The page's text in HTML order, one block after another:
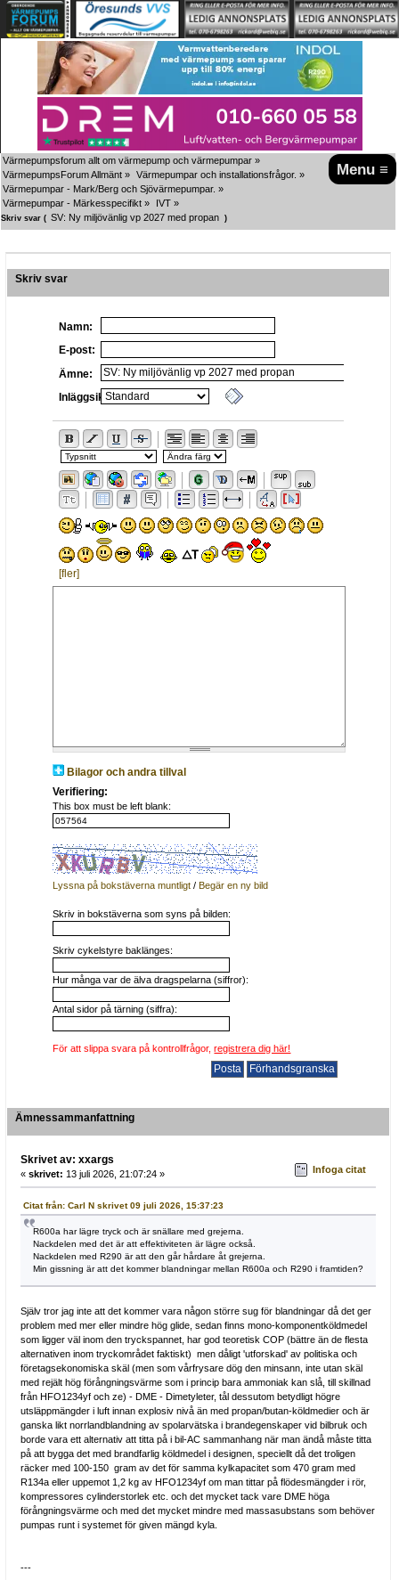
Menu ≡
Värmepumpsforum allt om värmepump och värmepumpar »
VärmepumpsForum Allmänt » Värmepumpar och installationsfrågor. »
Värmepumpar - Mark/Berg och Sjövärmepumpar. »
Värmepumpar - Märkesspecifikt » IVT »
Skriv svar ( SV: Ny miljövänlig vp 2027 med propan )
Skriv svar
Namn:
E-post:
Ämne:
Inläggsikon:
[fler]
Bilagor och andra tillval
Verifiering:
This box must be left blank:
Lyssna på bokstäverna muntligt /Begär en ny bild
Skriv in bokstäverna som syns på bilden:
Skriv cykelstyre baklänges:
Hur många var de älva dragspelarna (siffror):
Antal sidor på tärning (siffra):
För att slippa svara på kontrollfrågor,registrera dig här!
Ämnessammanfattning
Skrivet av: xxargs
« skrivet: 13 juli 2026, 21:07:24 » Infoga citat
Citat från: Carl N skrivet 09 juli 2026, 15:37:23
R600a har lägre tryck och är snällare med grejerna.
Nackdelen med det är att effektiviteten är lägre också.
Nackdelen med R290 är att den går hårdare åt grejerna.
Min gissning är att det kommer blandningar mellan R600a och R290 i framtiden?
Själv tror jag inte att det kommer vara någon större sug för blandningar då det ger
problem med mer eller mindre hög glide, sedan finns mono-komponentköldmedel
som ligger väl inom den tryckspannet, har god teoretisk COP (bättre än de flesta
alternativen inom tryckområdet faktiskt) men dåligt 'utforskad' av politiska och
företagsekonomiska skäl (men som vårfrysare dög den minsann, inte utan skäl
med rejält hög förångningsvärme som i princip bara ammoniak kan slå, till skillnad
från HFO1234yf och ze) - DME - Dimetyleter, tål dessutom betydligt högre
utsläppmängder i luft innan explosiv nivå än med propan/butan-köldmedier och är
ganska likt norrlandblandning av spolarvätska i brandegenskaper vid bilbruk och
borde vara ett alternativ att titta på i bil-AC sammanhang när man ändå måste titta
på att bygga det med brandfarlig köldmedel i designen, speciellt då det troligen
räcker med 100-150 gram av det för samma kylkapacitet som 470 gram med
R134a eller uppemot 1,2 kg av HFO1234yf om man tittar på flödesmängder i rör,
kompressores cylinderstorlek etc. och det mycket tack vare DME höga
förångningsvärme och med det mycket mindre med massasubstans som behöver
pumpas runt i systemet för given mängd kyla.
---